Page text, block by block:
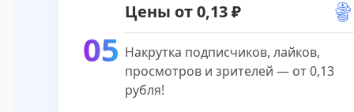
05
Цены от 0,13 ₽
Накрутка подписчиков, лайков,
просмотров и зрителей — от 0,13
рубля!